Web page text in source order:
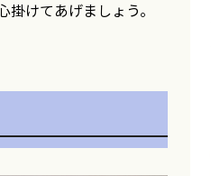
けてあげましょう。